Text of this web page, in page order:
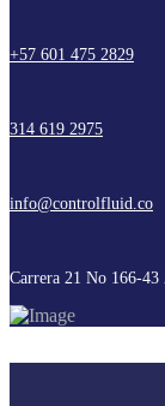
+57 601 475 2829
314 619 2975
info@controlfluid.co
Carrera 21 No 166-